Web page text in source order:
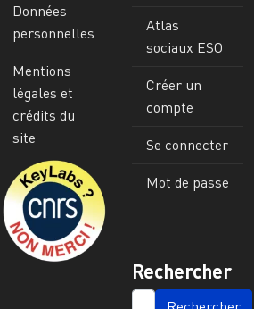
Données
personnelles
Mentions
légales et
crédits du
site
Image
Atlas
sociaux ESO
Créer un
compte
Se connecter
Mot de passe
Rechercher
SEARCH